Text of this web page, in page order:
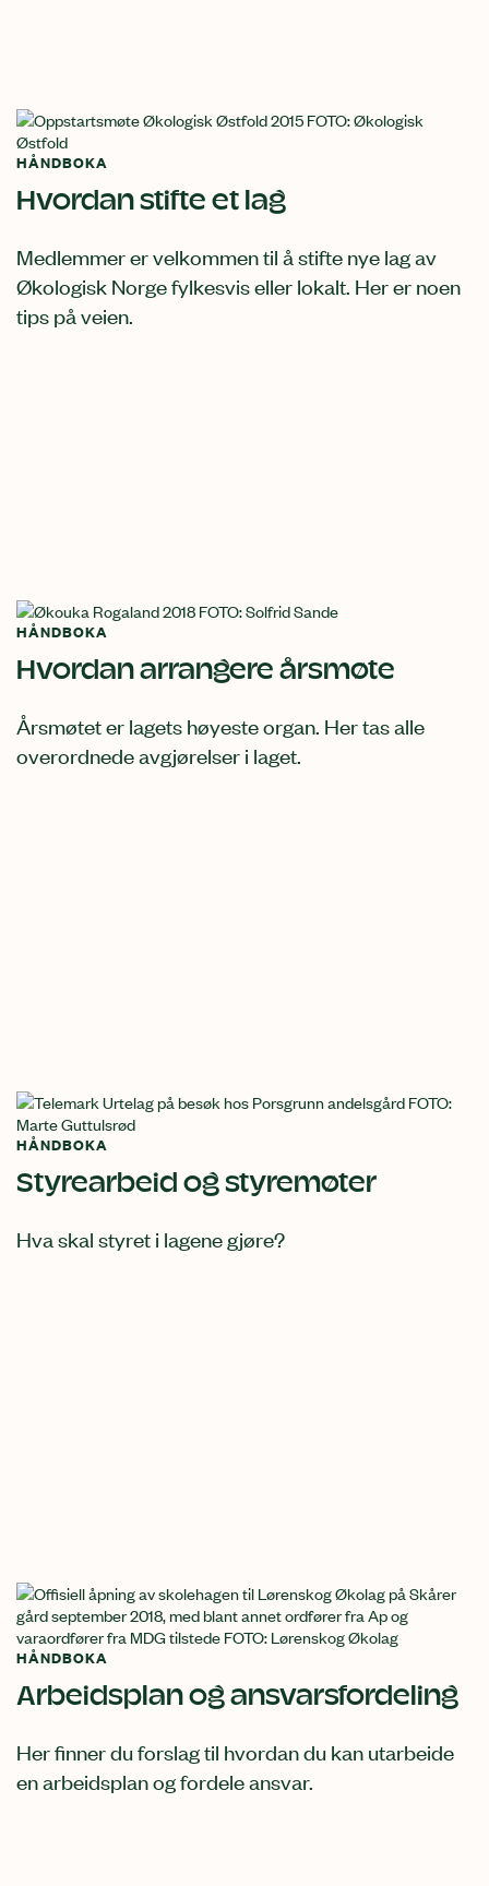
HÅNDBOKA
Hvordan stifte et lag
Medlemmer er velkommen til å stifte nye lag av
Økologisk Norge fylkesvis eller lokalt. Her er noen
tips på veien.
HÅNDBOKA
Hvordan arrangere årsmøte
Årsmøtet er lagets høyeste organ. Her tas alle
overordnede avgjørelser i laget.
HÅNDBOKA
Styrearbeid og styremøter
Hva skal styret i lagene gjøre?
HÅNDBOKA
Arbeidsplan og ansvarsfordeling
Her finner du forslag til hvordan du kan utarbeide
en arbeidsplan og fordele ansvar.